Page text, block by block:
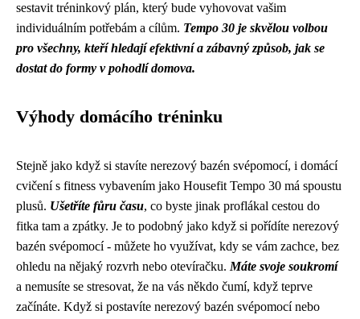
sestavit tréninkový plán, který bude vyhovovat vašim
individuálním potřebám a cílům. Tempo 30 je skvělou volbou
pro všechny, kteří hledají efektivní a zábavný způsob, jak se
dostat do formy v pohodlí domova.
Výhody domácího tréninku
Stejně jako když si stavíte nerezový bazén svépomocí, i domácí
cvičení s fitness vybavením jako Housefit Tempo 30 má spoustu
plusů. Ušetříte fůru času, co byste jinak proflákal cestou do
fitka tam a zpátky. Je to podobný jako když si pořídíte nerezový
bazén svépomocí- můžete ho využívat, kdy se vám zachce, bez
ohledu na nějaký rozvrh nebo otevíračku. Máte svoje soukromí
a nemusíte se stresovat, že na vás někdo čumí, když teprve
začínáte. Když si postavíte nerezový bazén svépomocí nebo